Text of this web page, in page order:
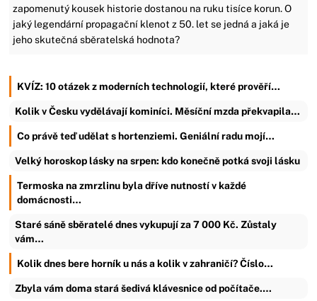
zapomenutý kousek historie dostanou na ruku tisíce korun. O
jaký legendární propagační klenot z 50. let se jedná a jaká je
jeho skutečná sběratelská hodnota?
KVÍZ: 10 otázek z moderních technologií, které prověří…
Kolik v Česku vydělávají kominíci. Měsíční mzda překvapila…
Co právě teď udělat s hortenziemi. Geniální radu mojí…
Velký horoskop lásky na srpen: kdo konečně potká svoji lásku
Termoska na zmrzlinu byla dříve nutností v každé
domácnosti…
Staré sáně sběratelé dnes vykupují za 7 000 Kč. Zůstaly
vám…
Kolik dnes bere horník u nás a kolik v zahraničí? Číslo…
Zbyla vám doma stará šedivá klávesnice od počítače.…